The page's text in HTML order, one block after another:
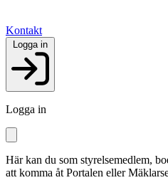
Kontakt
Logga in
Logga in
Här kan du som styrelsemedlem,
att komma åt Portalen eller